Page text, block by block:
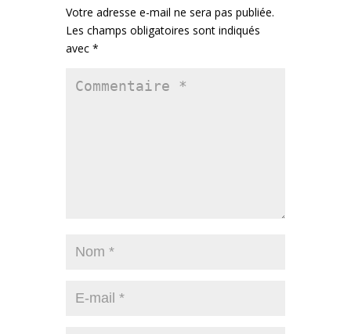
Votre adresse e-mail ne sera pas publiée.
Les champs obligatoires sont indiqués
avec *